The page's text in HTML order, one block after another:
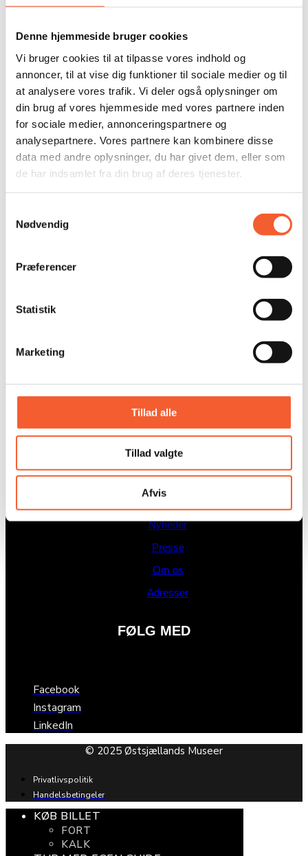
Denne hjemmeside bruger cookies
Vi bruger cookies til at tilpasse vores indhold og
annoncer, til at vise dig funktioner til sociale medier og til
at analysere vores trafik. Vi deler også oplysninger om
din brug af vores hjemmeside med vores partnere inden
for sociale medier, annonceringspartnere og
analysepartnere. Vores partnere kan kombinere disse
data med andre oplysninger, du har givet dem, eller som
de har indsamlet fra din brug af deres tjenester.
Nødvendig
Præferencer
Statistik
Marketing
Tillad alle
Tillad valgte
Afvis
KONTAKT MUSEERNE
fort@oesm.dk
kalk@oesm.dk
Fælles telefon:
Telefontid hverdage kl. 9-12
Østsjællands Museer:
Nyheder
Adresser
Nyheder
Presse
Om os
Adresser
FØLG MED
Facebook
Instagram
LinkedIn
© 2025 Østsjællands Museer
Privatlivspolitik
Handelsbetingeler
KØB BILLET
FORT
KALK